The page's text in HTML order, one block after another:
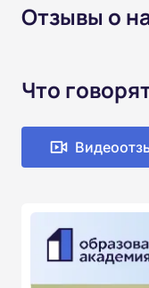
Отзывы о
Что